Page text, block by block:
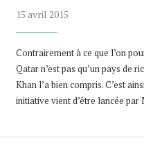
15 avril 2015
Contrairement à ce que l’on
Qatar n’est pas qu’un pays de
Khan l’a bien compris. C’est
initiative vient d’être lancée par